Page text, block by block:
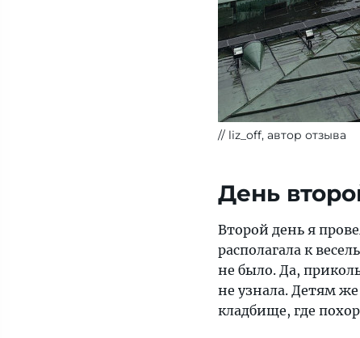
liz_off, автор отзыва
День
Второй день я
располагала к
не было. Да,
не узнала. Детям же
кладбище, где